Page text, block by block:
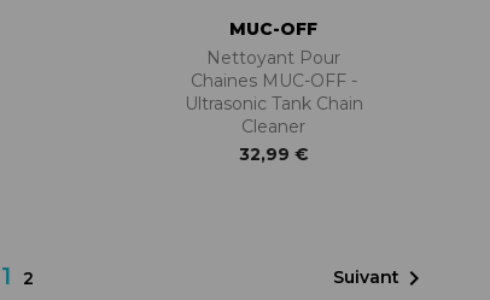
MUC-OFF
Nettoyant Pour
Chaines MUC-OFF -
Ultrasonic Tank Chain
Cleaner
32,99 €
1 2 Suivant 